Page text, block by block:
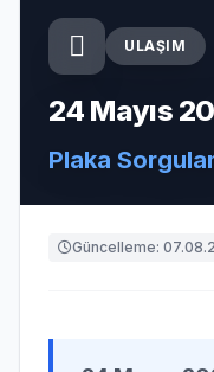
ULAŞIM
24 Mayıs
Plaka
Güncelleme: